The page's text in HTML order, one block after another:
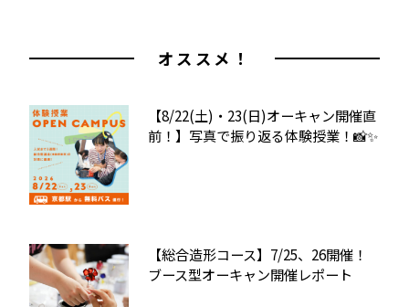
オススメ！
【8/22(土)・23(日)オーキャン開催直
前！】写真で振り返る体験授業！📸✨
【総合造形コース】7/25、26開催！
ブース型オーキャン開催レポート